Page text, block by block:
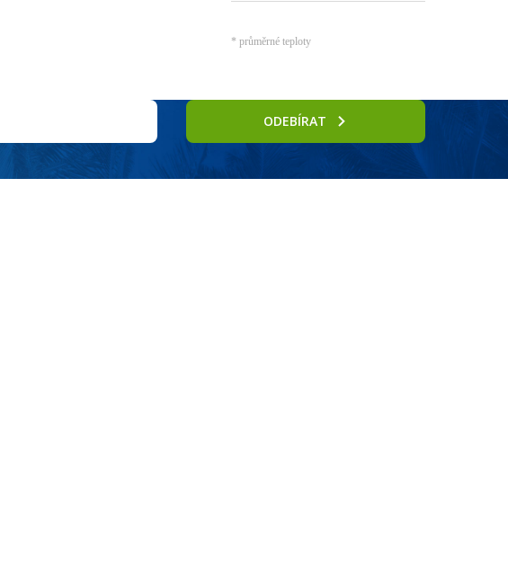
* průměrné teploty
ODEBÍRAT